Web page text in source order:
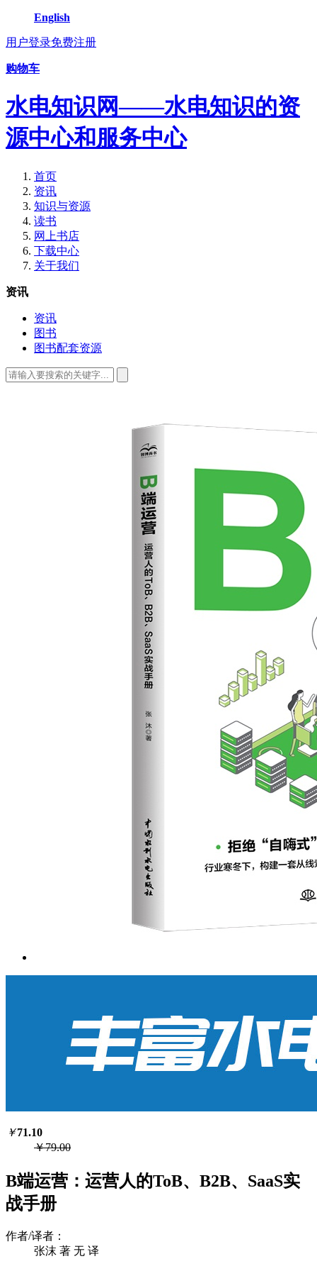
English
用户登录免费注册
购物车
水电知识网——水电知识的资
源中心和服务中心
首页
资讯
知识与资源
读书
网上书店
下载中心
关于我们
资讯
资讯
图书
图书配套资源
￥71.10
￥79.00
B端运营：运营人的ToB、B2B、SaaS实
战手册
作者/译者：
张沫 著 无 译